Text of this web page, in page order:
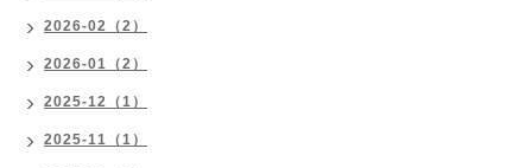
2026-02（2）
2026-01（2）
2025-12（1）
2025-11（1）